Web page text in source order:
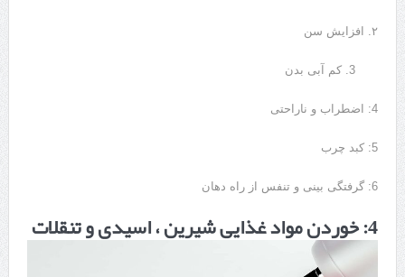
۲. افزایش سن
کم آبی بدن
4: اضطراب و ناراحتی
5: کبد چرب
6: گرفتگی بینی و تنفس از راه دهان
4: خوردن مواد غذایی شیرین ، اسیدی و تنقلات